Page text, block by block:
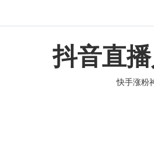
抖音直
快手涨粉